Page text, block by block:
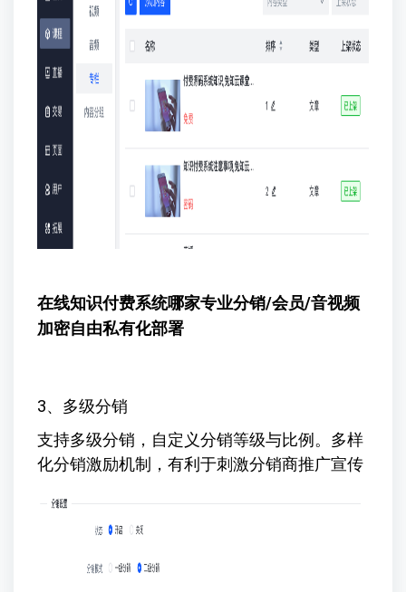
在线知识付费系统哪家专业分销/会员/音视频
加密自由私有化部署
3、多级分销
支持多级分销，自定义分销等级与比例。多样
化分销激励机制，有利于刺激分销商推广宣传